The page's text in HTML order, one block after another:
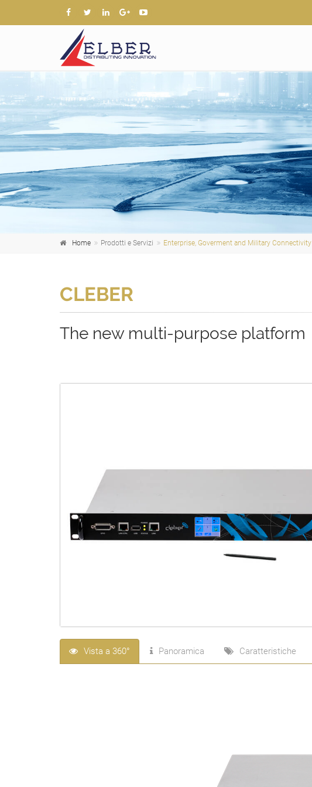
Home Prodotti e Servizi Enterprise, Goverment and Military Connectivity
CLEBER
The new multi-purpose platform
Vista a 360° Panoramica Caratteristiche